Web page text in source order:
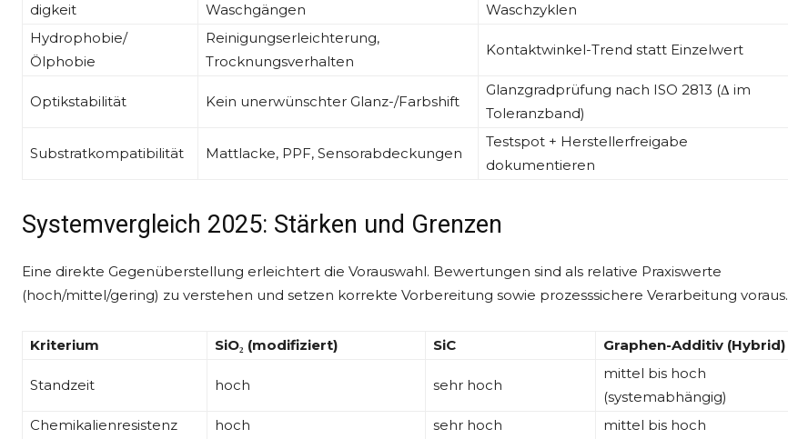
digkeit
Waschgängen
Waschzyklen
Hydrophobie/
Ölphobie
Reinigungserleichterung,
Trocknungsverhalten
Kontaktwinkel-Trend statt Einzelwert
Optikstabilität Kein unerwünschter Glanz-/Farbshift
Glanzgradprüfung nach ISO 2813 (Δ im
Toleranzband)
Substratkompatibilität Mattlacke, PPF, Sensorabdeckungen
Testspot + Herstellerfreigabe
dokumentieren
Systemvergleich 2025: Stärken und Grenzen
Eine direkte Gegenüberstellung erleichtert die Vorauswahl. Bewertungen sind als relative Praxiswerte
(hoch/mittel/gering) zu verstehen und setzen korrekte Vorbereitung sowie prozesssichere Verarbeitung voraus.
Kriterium SiO₂ (modifiziert) SiC Graphen-Additiv (Hybrid)
Standzeit hoch sehr hoch
mittel bis hoch
(systemabhängig)
Chemikalienresistenz
hoch sehr hoch
mittel bis hoch